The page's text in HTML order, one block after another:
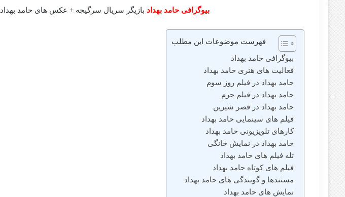
بیوگرافی حامد بهداد بازیگر سریال سرگیجه + عکس های حامد بهداد
فهرست موضوعات این مطلب
بیوگرافی حامد بهداد
فعالیت های هنری حامد بهداد
حامد بهداد در فیلم روز سوم
حامد بهداد در فیلم جرم
حامد بهداد در قصر شیرین
فیلم های سینمایی حامد بهداد
کارهای تلویزیونی حامد بهداد
حامد بهداد در نمایش خانگی
تله فیلم های حامد بهداد
فیلم های کوتاه حامد بهداد
مستندها و گویندگی های حامد بهداد
نمایش های حامد بهداد